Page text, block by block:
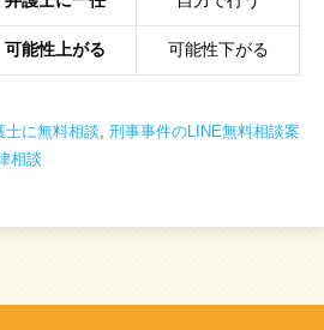
可能性上がる 可能性下がる
士に無料相談, 刑事事件のLINE無料相談案
相談